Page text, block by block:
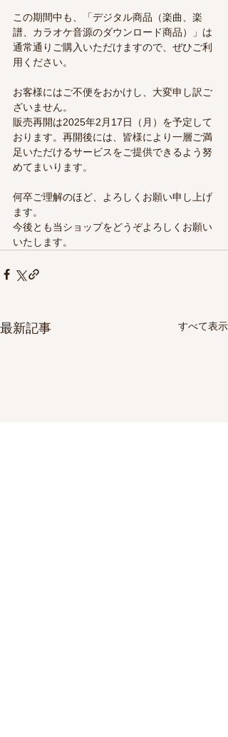
この期間中も、「デジタル商品（楽曲、楽
譜、カラオケ音源のダウンロード商品）」は
通常通りご購入いただけますので、ぜひご利
用ください。
お客様にはご不便をおかけし、大変申し訳ご
ざいません。
販売再開は2025年2月17日（月）を予定して
おります。再開後には、皆様により一層ご満
足いただけるサービスをご提供できるよう努
めてまいります。
何卒ご理解のほど、よろしくお願い申し上げ
ます。
今後とも当ショップをどうぞよろしくお願い
いたします。
最新記事 すべて表示